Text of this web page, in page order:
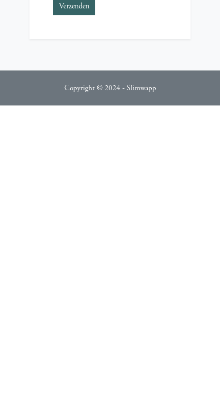
Verzenden
Copyright © 2024 - Slimwapp